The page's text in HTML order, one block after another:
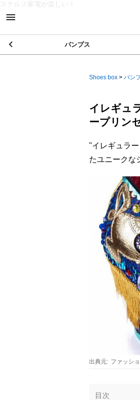
ステルス家電が楽しい！
パンプス
Shoes box > パン
イレギュ
ープリン
"イレギュラ
たユニークな
出典元: ファッシ
目次